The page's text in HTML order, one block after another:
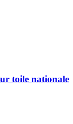
toile nationale